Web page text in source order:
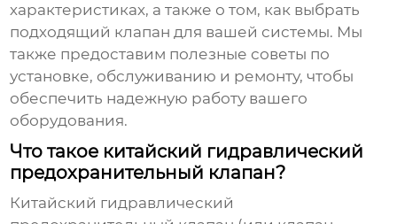
характеристиках, а также о том, как выбрать
подходящий клапан для вашей системы. Мы
также предоставим полезные советы по
установке, обслуживанию и ремонту, чтобы
обеспечить надежную работу вашего
оборудования.
Что такое китайский гидравлический
предохранительный клапан?
Китайский гидравлический